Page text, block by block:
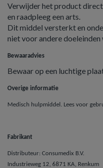
Verwijder het product
en raadpleeg een arts.
Dit middel versterkt en
niet voor andere
Bewaaradvies
Bewaar op een luchtige
Overige informatie
Medisch hulpmiddel. Lees voor
Fabrikant
Distributeur: Consumedix B.V.
Industrieweg 12, 6871 KA, Renkum